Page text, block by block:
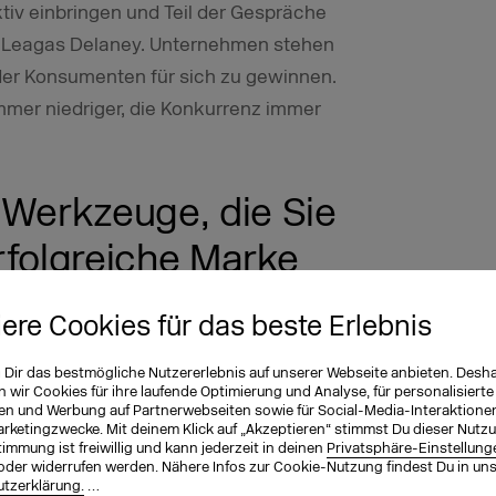
Cookies für das beste Erlebnis
Dir das bestmögliche Nutzererlebnis auf unserer Webseite anbieten.
wir Cookies für ihre laufende Optimierung und Analyse, für personalisierte
und Werbung auf Partnerwebseiten sowie für Social-Media-
Mit deinem Klick auf „Akzeptieren“ stimmst Du dieser
ist freiwillig und kann jederzeit in deinen Privatsphäre-
widerrufen werden. Nähere Infos zur Cookie-Nutzung findest Du in
…
einbringen und Teil der Gespräche
Delaney. Unternehmen stehen
Konsumenten für sich zu gewinnen.
niedriger, die Konkurrenz immer
die Sie
Marke
super
eine professionell aussehende
aufbauen und Bestellungen